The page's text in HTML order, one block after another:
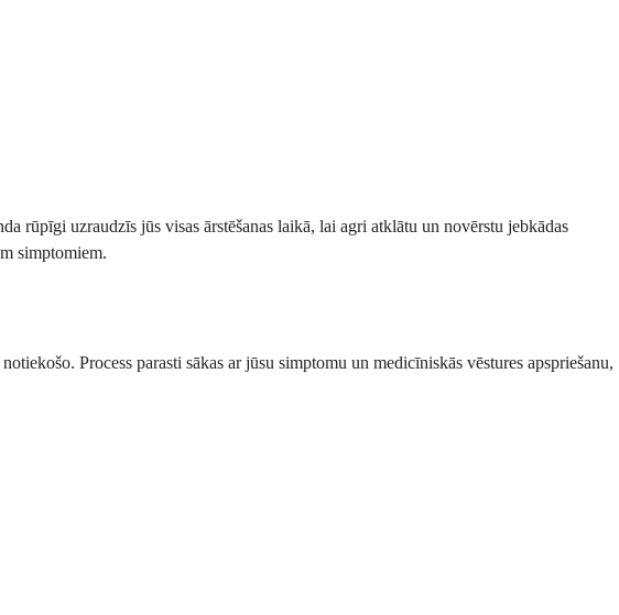
rūpīgi uzraudzīs jūs visas ārstēšanas laikā, lai agri atklātu un novērstu jebkādas
simptomiem.
Process parasti sākas ar jūsu simptomu un medicīniskās vēstures apspriešanu,